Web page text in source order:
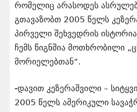
რომელიც არასოდეს
გთავაზობთ 2005 წელს
პირველი შეხვედრის
ჩემს წიგნშია მოთხრობილი
მორიელებთან“.
-დავით კეზერაშვილი –
2005 წელს ამერიკული